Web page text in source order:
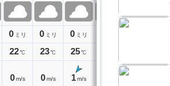
0 ミリ
22℃
0 m/s
0 ミリ
23℃
0 m/s
0 ミリ
25℃
1 m/s